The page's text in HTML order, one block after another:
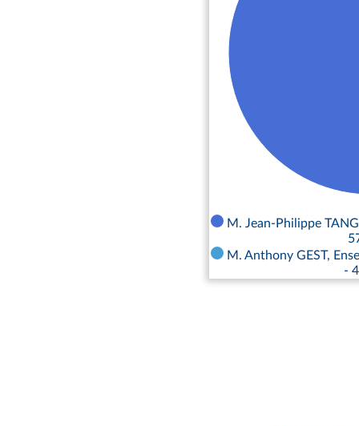
M. Jean-Philippe
M. Anthony GEST,
-